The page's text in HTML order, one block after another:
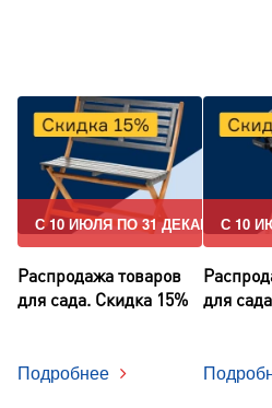
С 10 ИЮЛЯ ПО 31 ДЕКАБРЯ
Распродажа товаров
для сада. Скидка 15%
Подробнее
С 10
для